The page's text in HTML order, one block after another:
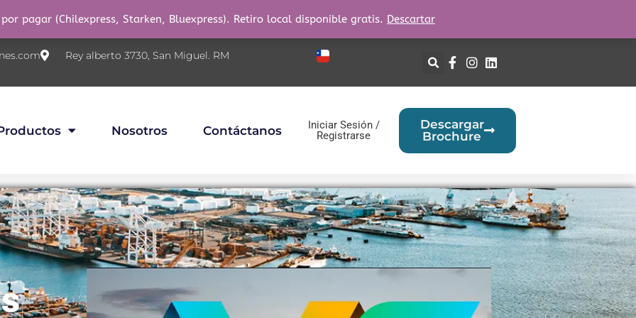
pagar (Chilexpress, Starken, Bluexpress). Retiro local disponible gratis. Descartar
Rey alberto 3730, San Miguel. RM
Nosotros Contáctanos
Iniciar Sesión /
Registrarse
Descargar
Brochure